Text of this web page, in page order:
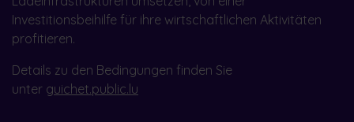
Investitionsbeihilfe für ihre wirtschaftlichen Aktivitäten
profitieren.
Details zu den Bedingungen finden Sie
unter guichet.public.lu